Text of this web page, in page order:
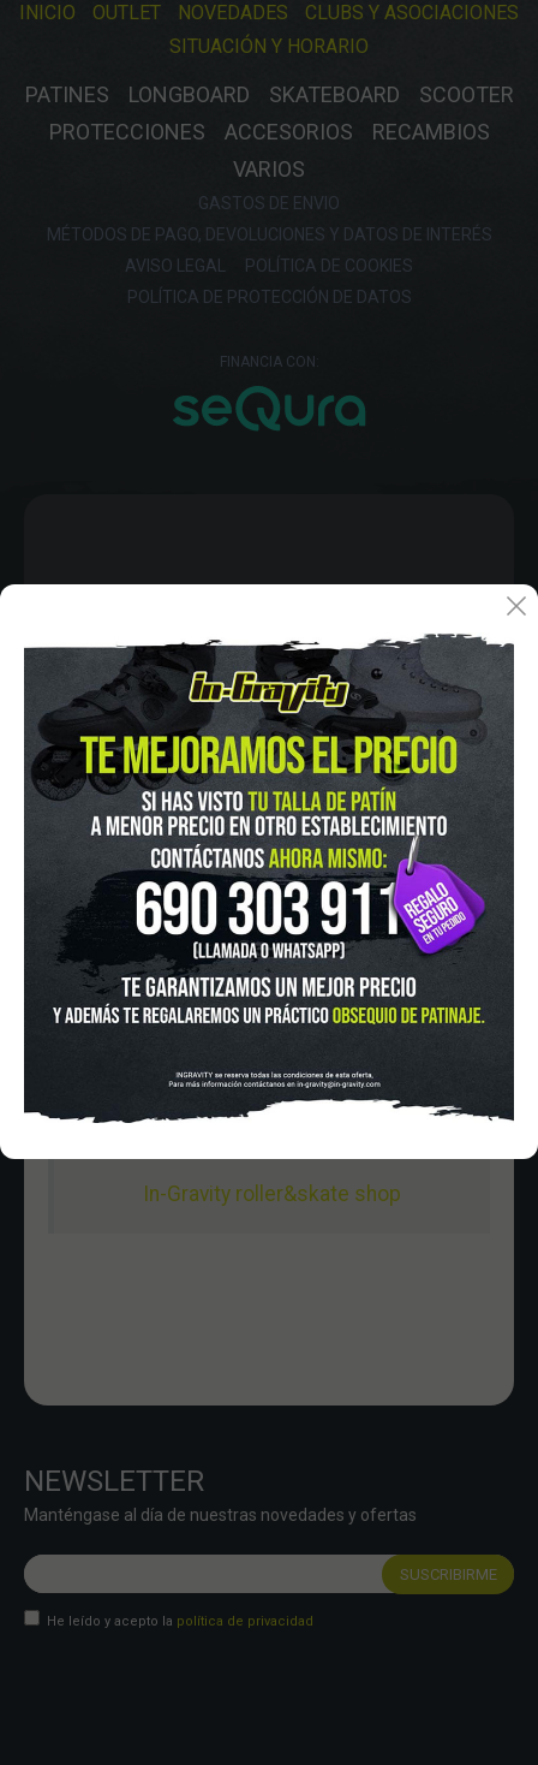
INICIO OUTLET NOVEDADES
CLUBS Y ASOCIACIONES
SITUACIÓN Y HORARIO
PATINES LONGBOARD SKATEBOARD
SCOOTER
PROTECCIONES
ACCESORIOS
RECAMBIOS
VARIOS
GASTOS DE ENVIO
MÉTODOS DE PAGO, DEVOLUCIONES Y DATOS DE INTERÉS
AVISO LEGAL
POLÍTICA DE COOKIES
POLÍTICA DE PROTECCIÓN DE DATOS
FINANCIA CON:
In-Gravity roller&skate shop
IN-GRAVITY MADRID RETIRO
Pza. Mariano de Cavia, 2
Tel.:
915 524 553
in-gravity@in-gravity.com
Lunes a Viernes de 12:00 - 20:30
Sabado De 10:00 - 20:30
Domingo 10:00-15:00
NEWSLETTER
Manténgase al día de nuestras novedades y ofertas
He leído y acepto la política de privacidad